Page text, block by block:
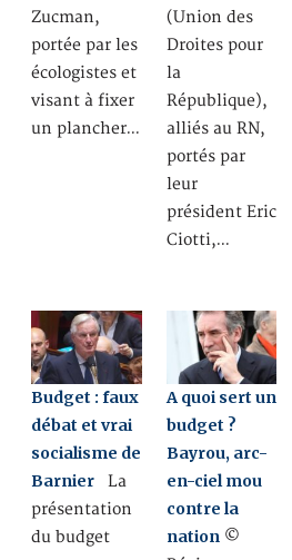
Zucman,
portée par les
écologistes et
visant à fixer
un plancher…
(Union des
Droites pour
la
République),
alliés au RN,
portés par
leur
président Eric
Ciotti,…
Budget : faux
débat et vrai
socialisme de
Barnier La
présentation
du budget
A quoi sert un
budget ?
Bayrou, arc-
en-ciel mou
contre la
nation ©